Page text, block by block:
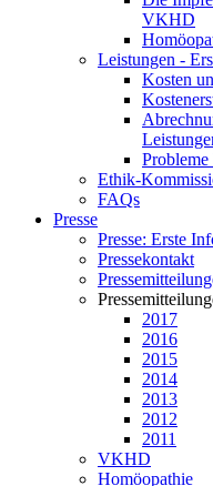
VKHD
Leistungen -
Kosten
Ethik-
FAQs
Presse
Presse: Erste
Pressekontakt
2017
2016
2015
2014
2013
2012
2011
VKHD
Homöopathie